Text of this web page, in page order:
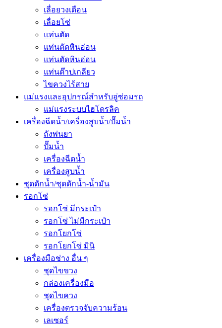
เลื่อยวงเดือน
เลื่อยโซ่
แท่นตัด
แท่นตัดหินอ่อน
แท่นตัดหินอ่อน
แท่นต๊าปเกลียว
ไขควงไร้สาย
แม่แรงและอุปกรณ์สำหรับอู่ซ่อมรถ
แม่แรงระบบไฮโดรลิค
เครื่องฉีดน้ำ/เครื่องสูบน้ำ/ปั๊มน้ำ
ถังพ่นยา
ปั๊มน้ำ
เครื่องฉีดน้ำ
เครื่องสูบน้ำ
ชุดดักน้ำ/ชุดดักน้ำ-น้ำมัน
รอกโซ่
รอกโซ่ มีกระเป๋า
รอกโซ่ ไม่มีกระเป๋า
รอกโยกโซ่
รอกโยกโซ่ มินิ
เครื่องมือช่าง อื่น ๆ
ชุดไขขวง
กล่องเครื่องมือ
ชุดไขควง
เครื่องตรวจจับความร้อน
เลเซอร์